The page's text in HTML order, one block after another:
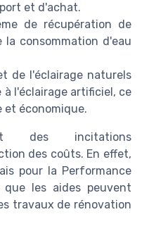
et d'achat.
de récupération de
la consommation d'eau
de l'éclairage naturels
l'éclairage artificiel, ce
et économique.
des incitations
des coûts. En effet,
pour la Performance
que les aides peuvent
travaux de rénovation